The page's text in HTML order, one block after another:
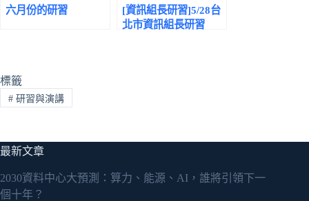
六月份的研習
[資訊組長研習]5/28台
北市資訊組長研習
標籤
#研習與演講
最新文章
2030資料中心大預測：算力、能源、AI，誰將引領下一
個十年？